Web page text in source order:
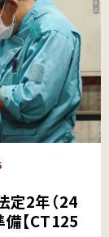
定2年（24
【CT125